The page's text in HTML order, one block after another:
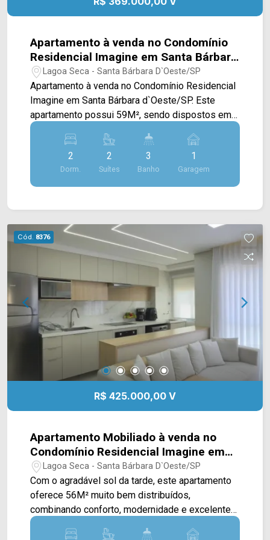
Apartamento à venda no Condomínio
Residencial Imagine em Santa Bárbara
d`Oeste/SP
Lagoa Seca - Santa Bárbara D`Oeste/SP
Apartamento à venda no Condomínio Residencial
Imagine em Santa Bárbara d`Oeste/SP. Este
apartamento possui 59M², sendo dispostos em
sala de estar e de jantar integradas com a
cozinha toda planejada, e com conexão com a
área de serviço, além de uma sacada com vista
lavabo; > 01 vaga de garagem. *Aceita permuta.
Indústria, Estrada do Pedroso e Av. Alfredo
Contato. Esta região conta com supermercados
Crema e Davita, restaurante Dona Maria, farmácia
Droga Raia, escola Profª. Maria José Margato
Brocatto e Maravilhas do Lar. Entre em contato
com a equipe da Arbix Imóveis e agende a sua
visita!! WhatsApp e Telefone: (19) 3475-4546
ARBIX IMÓVEIS - Presente em cada mudança!
2
Dorm.
2
Suítes
3
Banho
1
Garagem
Cód. 8376
R$ 425.000,00 V
Apartamento Mobiliado à venda no
Condomínio Residencial Imagine em
Santa Bárbara d`Oeste/SP
Lagoa Seca - Santa Bárbara D`Oeste/SP
Com o agradável sol da tarde, este apartamento
oferece 56M² muito bem distribuídos,
combinando conforto, modernidade e excelente
padrão de acabamento. A área social conta com